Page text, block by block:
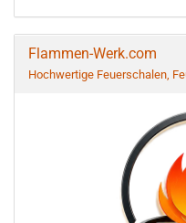
Flammen-Werk.com
Hochwertige Feuerschalen,